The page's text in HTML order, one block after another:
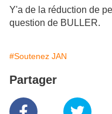
Y'a de la réduction de
question de BULLER.
#Soutenez JAN
Partager